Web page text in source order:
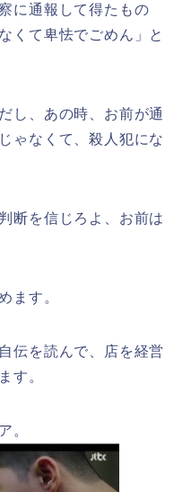
に通報して得たもの
くて卑怯でごめん」と
し、あの時、お前が通
ゃなくて、殺人犯にな
断を信じろよ、お前は
ます。
伝を読んで、店を経営
す。
。